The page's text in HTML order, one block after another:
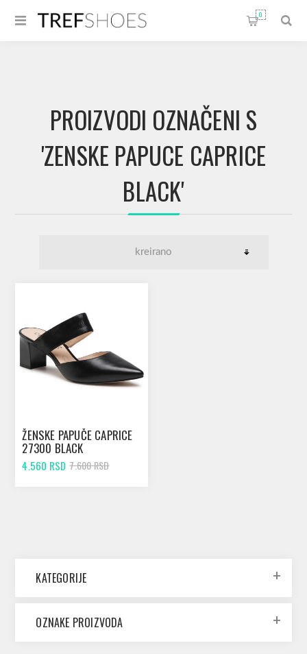
0
PROIZVODI OZNAČENI S
'ZENSKE PAPUCE CAPRICE
BLACK'
ŽENSKE PAPUČE CAPRICE
27300 BLACK
4.560 RSD 7.600 RSD
KATEGORIJE
OZNAKE PROIZVODA